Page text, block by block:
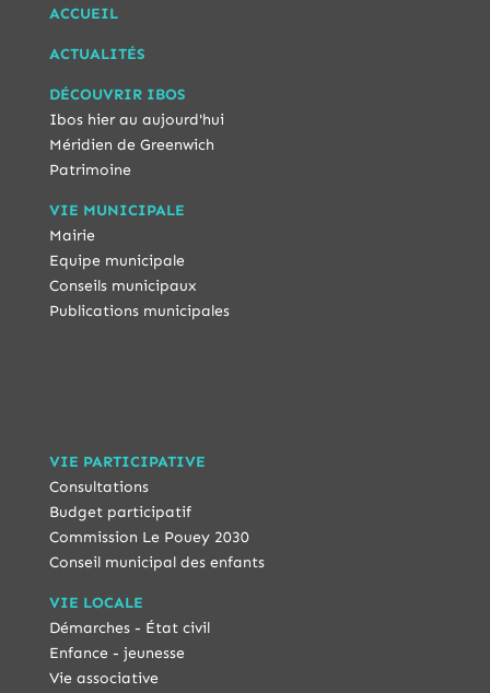
ACCUEIL
ACTUALITÉS
DÉCOUVRIR IBOS
Ibos hier au aujourd'hui
Méridien de Greenwich
Patrimoine
VIE MUNICIPALE
Mairie
Equipe municipale
Conseils municipaux
Publications municipales
VIE PARTICIPATIVE
Consultations
Budget participatif
Commission Le Pouey 2030
Conseil municipal des enfants
VIE LOCALE
Démarches - État civil
Enfance - jeunesse
Vie associative